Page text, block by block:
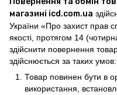
магазині icd.com.ua
України «Про захист прав
якості, протягом 14
здійснити повернення
здійснюється за таких умов:
Товар повинен бути в
використання,